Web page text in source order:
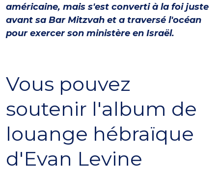
américaine, mais s'est converti à la foi juste
avant sa Bar Mitzvah et a traversé l'océan
pour exercer son ministère en Israël.
Vous pouvez
soutenir l'album de
louange hébraïque
d'Evan Levine